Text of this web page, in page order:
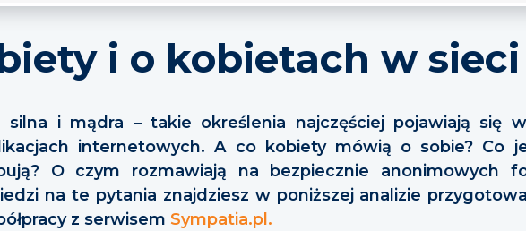
i o kobietach w sieci
silna i mądra – takie określenia najczęściej pojawiają się
internetowych. A co kobiety mówią o sobie? Co
O czym rozmawiają na bezpiecznie anonimowych
na te pytania znajdziesz w poniższej analizie
z serwisem Sympatia.pl.